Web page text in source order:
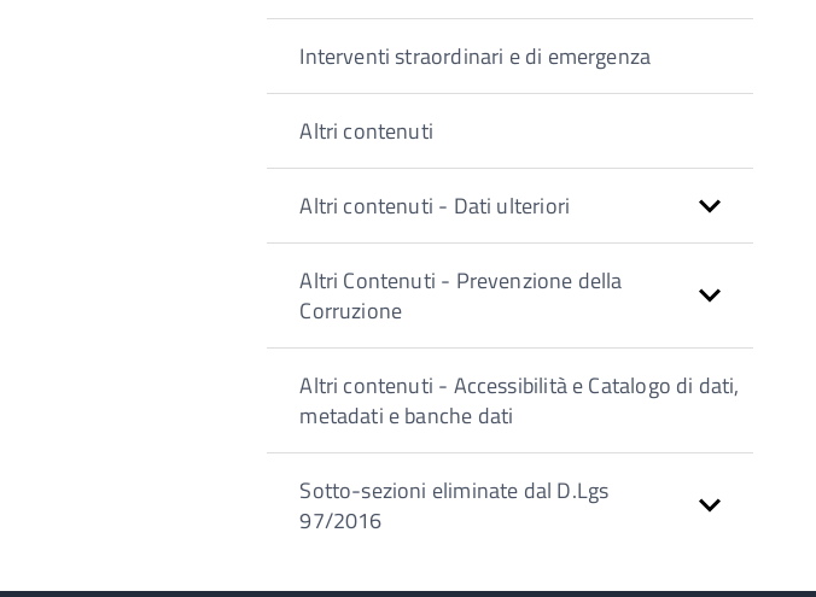
Interventi straordinari e di emergenza
Altri contenuti
Altri contenuti - Dati ulteriori
Altri Contenuti - Prevenzione della
Corruzione
Altri contenuti - Accessibilità e Catalogo di dati,
metadati e banche dati
Sotto-sezioni eliminate dal D.Lgs
97/2016